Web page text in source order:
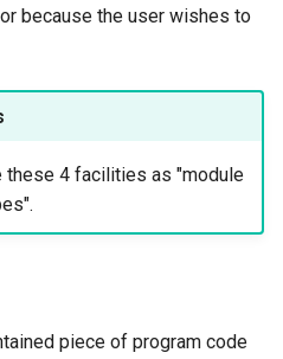
because the user wishes to
4 facilities as "module
piece of program code